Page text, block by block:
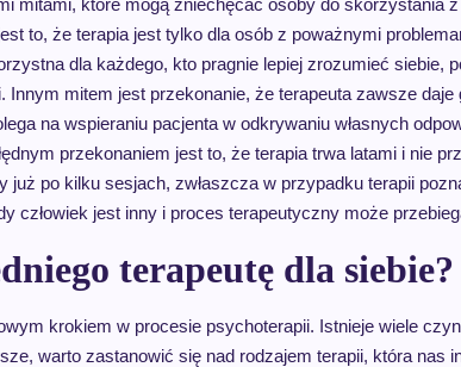
mitami, które mogą zniechęcać osoby do skorzystania
to, że terapia jest tylko dla osób z poważnymi
dla każdego, kto pragnie lepiej zrozumieć siebie,
mitem jest przekonanie, że terapeuta zawsze daje
na wspieraniu pacjenta w odkrywaniu własnych
przekonaniem jest to, że terapia trwa latami i nie
po kilku sesjach, zwłaszcza w przypadku terapii
człowiek jest inny i proces terapeutyczny może
terapeutę dla siebie?
krokiem w procesie psychoterapii. Istnieje wiele
warto zastanowić się nad rodzajem terapii, która nas